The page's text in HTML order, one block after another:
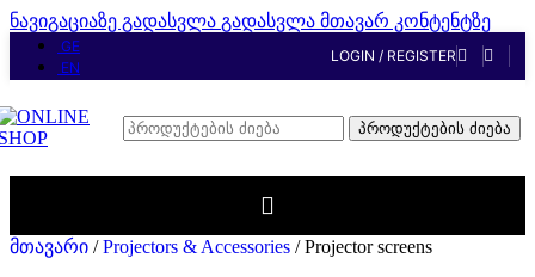
ნავიგაციაზე გადასვლა გადასვლა მთავარ კონტენტზე
GE
EN
LOGIN / REGISTER
პროდუქტების ძიება
მთავარი / Projectors & Accessories / Projector screens